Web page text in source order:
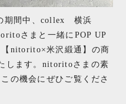
期間中、collex 横浜
さまと一緒にPOP UP
nitorito×米沢緞通】の商
します。nitoritoさまの素
の機会にぜひご覧くださ